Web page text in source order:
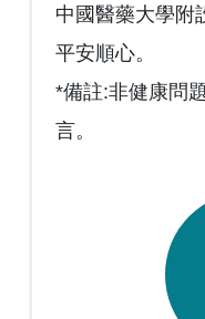
中國醫藥大學附
平安順心。
*備註:非健康問
言。